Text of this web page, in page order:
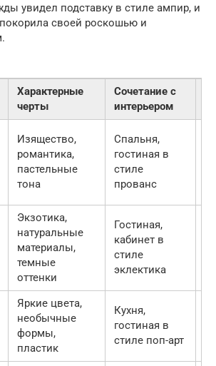
увидел подставку в стиле ампир, и
своей роскошью и
Характерные
черты
Сочетание с
интерьером
Изящество,
романтика,
пастельные
тона
Спальня,
гостиная в
стиле
прованс
Экзотика,
натуральные
материалы,
темные
оттенки
Гостиная,
кабинет в
стиле
эклектика
Яркие цвета,
необычные
формы,
пластик
Кухня,
гостиная в
стиле поп-арт